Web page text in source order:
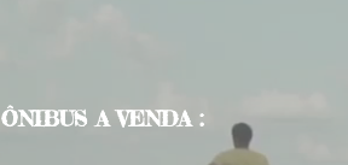
ÔNIBUS A VENDA :